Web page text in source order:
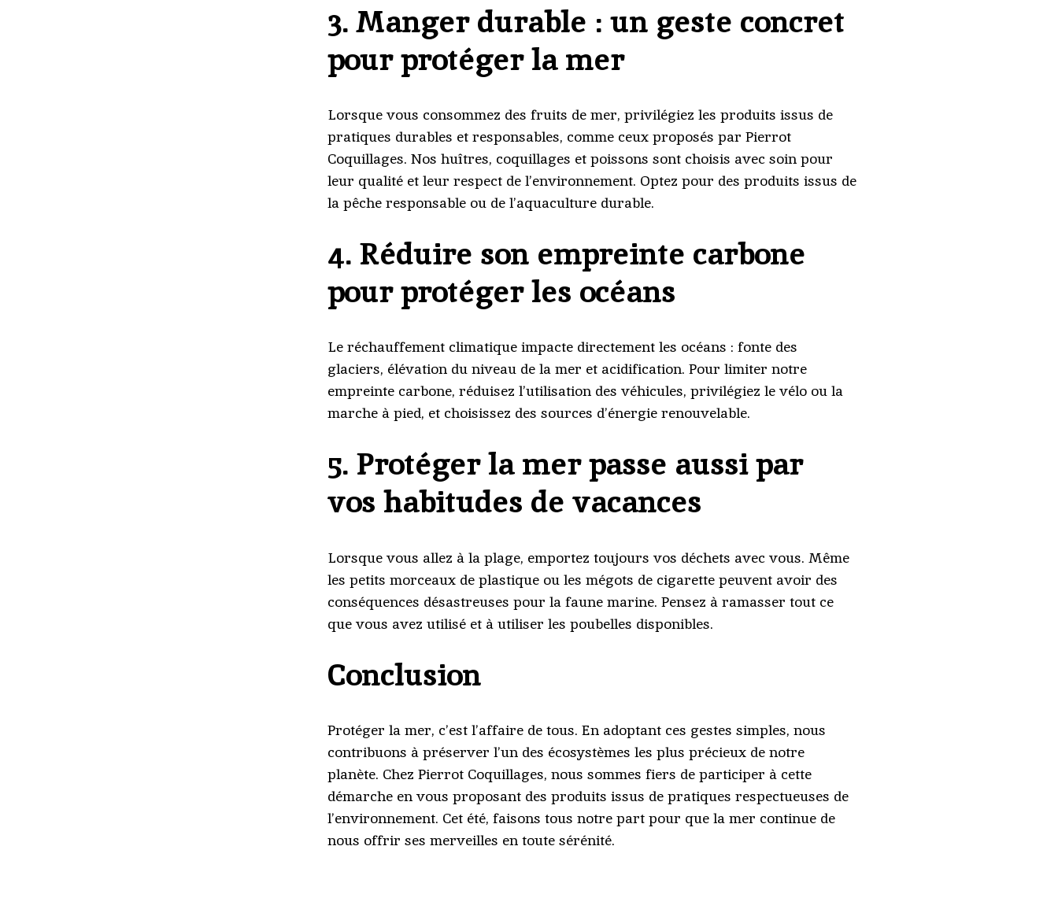
3.Manger durable : un geste concret
pour protéger la mer
Lorsque vous consommez des fruits de mer, privilégiez les produits issus de
pratiques durables et responsables, comme ceux proposés par Pierrot
Coquillages. Nos huîtres, coquillages et poissons sont choisis avec soin pour
leur qualité et leur respect de l’environnement. Optez pour des produits issus de
la pêche responsable ou de l’aquaculture durable.
4. Réduire son empreinte carbone
pour protéger les océans
Le réchauffement climatique impacte directement les océans : fonte des
glaciers, élévation du niveau de la mer et acidification. Pour limiter notre
empreinte carbone, réduisez l’utilisation des véhicules, privilégiez le vélo ou la
marche à pied, et choisissez des sources d’énergie renouvelable.
5. Protéger la mer passe aussi par
vos habitudes de vacances
Lorsque vous allez à la plage, emportez toujours vos déchets avec vous. Même
les petits morceaux de plastique ou les mégots de cigarette peuvent avoir des
conséquences désastreuses pour la faune marine. Pensez à ramasser tout ce
que vous avez utilisé et à utiliser les poubelles disponibles.
Conclusion
Protéger la mer, c’est l’affaire de tous. En adoptant ces gestes simples, nous
contribuons à préserver l’un des écosystèmes les plus précieux de notre
planète. Chez Pierrot Coquillages, nous sommes fiers de participer à cette
démarche en vous proposant des produits issus de pratiques respectueuses de
l’environnement. Cet été, faisons tous notre part pour que la mer continue de
nous offrir ses merveilles en toute sérénité.